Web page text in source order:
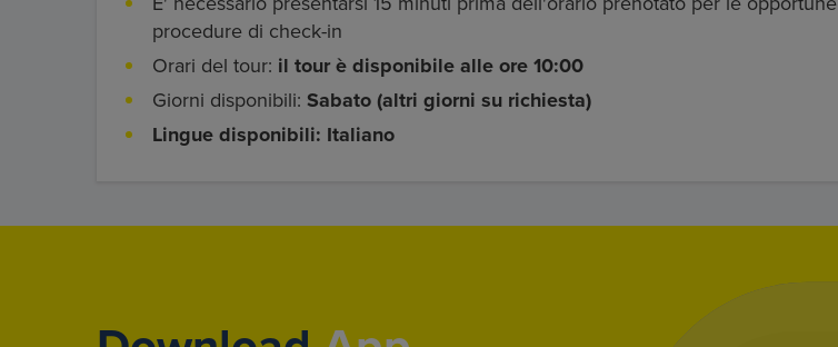
procedure di check-in
Orari del tour: il tour è disponibile alle ore 10:00
Giorni disponibili: Sabato (altri giorni su richiesta)
Lingue disponibili: Italiano